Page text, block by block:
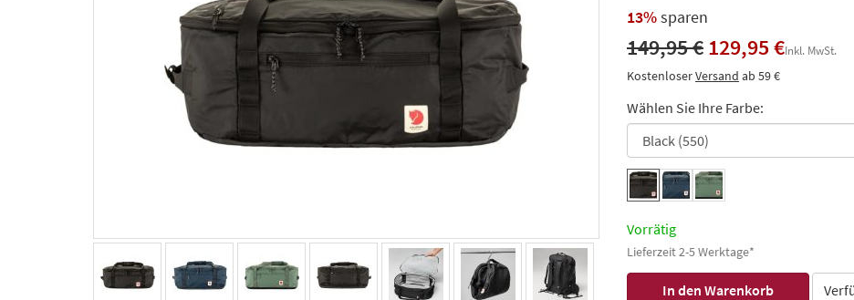
13%sparen
149,95 €129,95 €Inkl. MwSt.
KostenloserVersand ab 59 €
Wählen Sie Ihre Farbe:
Vorrätig
Lieferzeit 2-5 Werktage*